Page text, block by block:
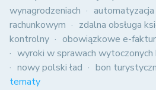
wynagrodzeniach
rachunkowym
zdalna obsługa
kontrolny
obowiązkowe e-
wyroki w sprawach wytoczonych
nowy polski ład
bon
tematy